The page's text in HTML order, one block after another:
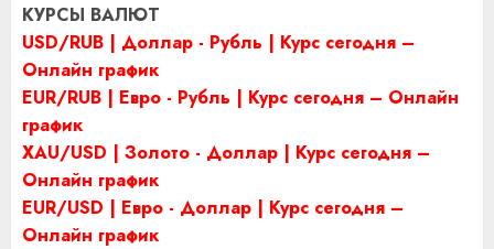
КУРСЫ ВАЛЮТ
USD/RUB | Доллар - Рубль | Курс сегодня –
Онлайн график
EUR/RUB | Евро - Рубль | Курс сегодня – Онлайн
график
XAU/USD | Золото - Доллар | Курс сегодня –
Онлайн график
EUR/USD | Евро - Доллар | Курс сегодня –
Онлайн график